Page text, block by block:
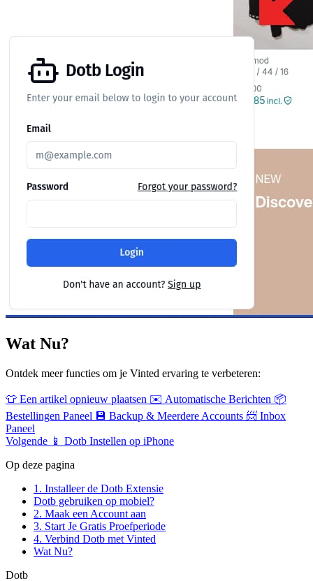
Wat Nu?
Ontdek meer functies om je Vinted ervaring te verbeteren:
👕 Een artikel opnieuw plaatsen ✉️ Automatische Berichten 📦
Bestellingen Paneel 💾 Backup & Meerdere Accounts 📨 Inbox
Paneel
Volgende 📱 Dotb Instellen op iPhone
Op deze pagina
1. Installeer de Dotb Extensie
Dotb gebruiken op mobiel?
2. Maak een Account aan
3. Start Je Gratis Proefperiode
4. Verbind Dotb met Vinted
Wat Nu?
Dotb